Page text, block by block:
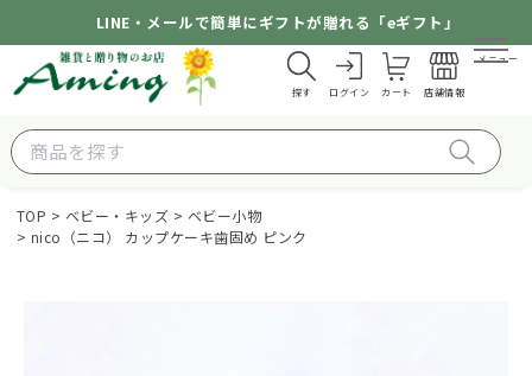
LINE・メールで簡単にギフトが贈れる「eギフト」
探す ログイン カート 店舗情報
メニュー
TOP ベビー・キッズ
ベビー小物
nico（ニコ） カップケーキ歯固め ピンク